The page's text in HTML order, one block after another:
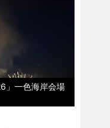
」一色海岸会場